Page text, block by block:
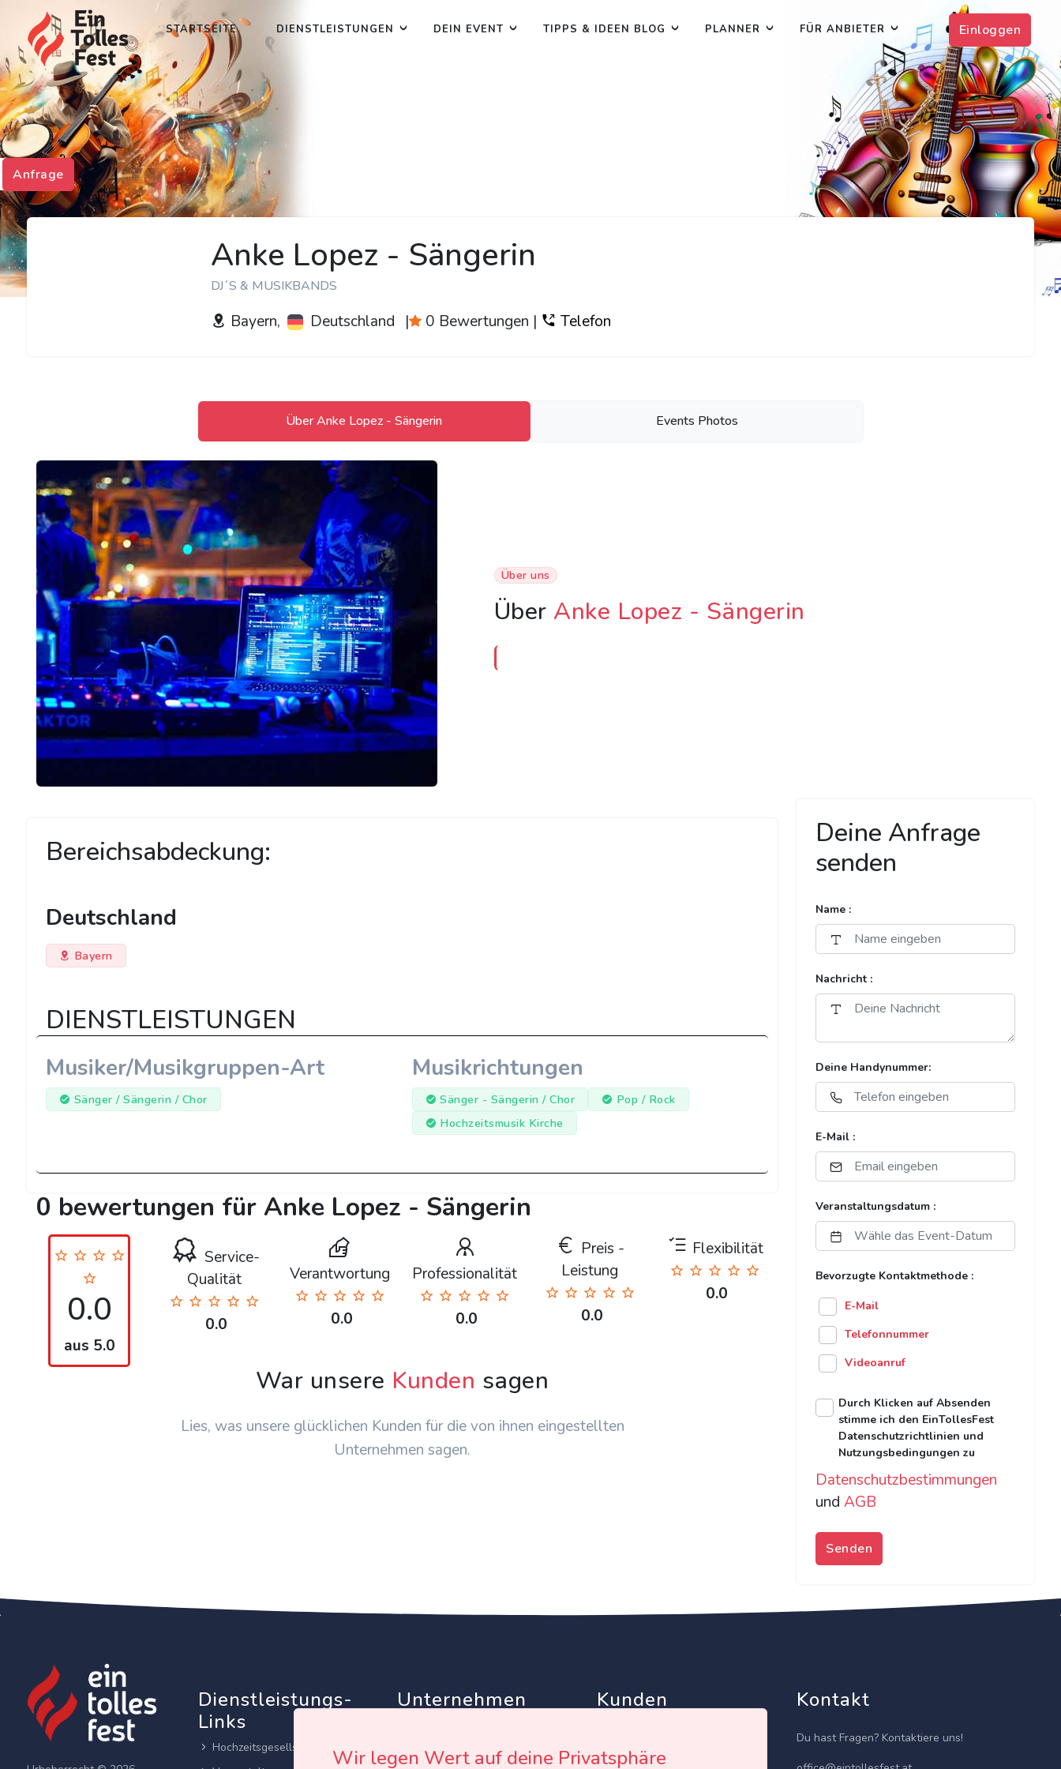
Einloggen
STARTSEITE DIENSTLEISTUNGEN DEIN EVENT TIPPS & IDEEN BLOG PLANNER FÜR ANBIETER
Anke Lopez - Sängerin
DJ´S & MUSIKBANDS
Bayern, Deutschland | 0 Bewertungen | Telefon
Über Anke Lopez - Sängerin Events Photos
Über uns
Über Anke Lopez - Sängerin
Bereichsabdeckung:
Deutschland
Bayern
DIENSTLEISTUNGEN
Musiker/Musikgruppen-Art
Sänger / Sängerin / Chor
Musikrichtungen
Sänger - Sängerin / Chor
Pop / Rock
Hochzeitsmusik Kirche
0 bewertungen für Anke Lopez - Sängerin
0.0
aus 5.0
Service-
Qualität
0.0
Verantwortung
0.0
Professionalität
0.0
Preis -
Leistung
0.0
Flexibilität
0.0
War unsere Kunden sagen
Lies, was unsere glücklichen Kunden für die von ihnen eingestellten
Unternehmen sagen.
Deine Anfrage
senden
Name :
Nachricht :
Deine Handynummer:
E-Mail :
Veranstaltungsdatum :
Bevorzugte Kontaktmethode :
E-Mail
Telefonnummer
Videoanruf
Durch Klicken auf Absenden
stimme ich den EinTollesFest
Datenschutzrichtlinien und
Nutzungsbedingungen zu
Datenschutzbestimmungen
und AGB
Senden
Anfrage
Dienstleistungs-
Links
Hochzeitsgesellschaften
Unternehmen
Werben auf EinTollesFest
Kunden
Datenschutz
Kontakt
Du hast Fragen? Kontaktiere uns!
Wir legen Wert auf deine Privatsphäre